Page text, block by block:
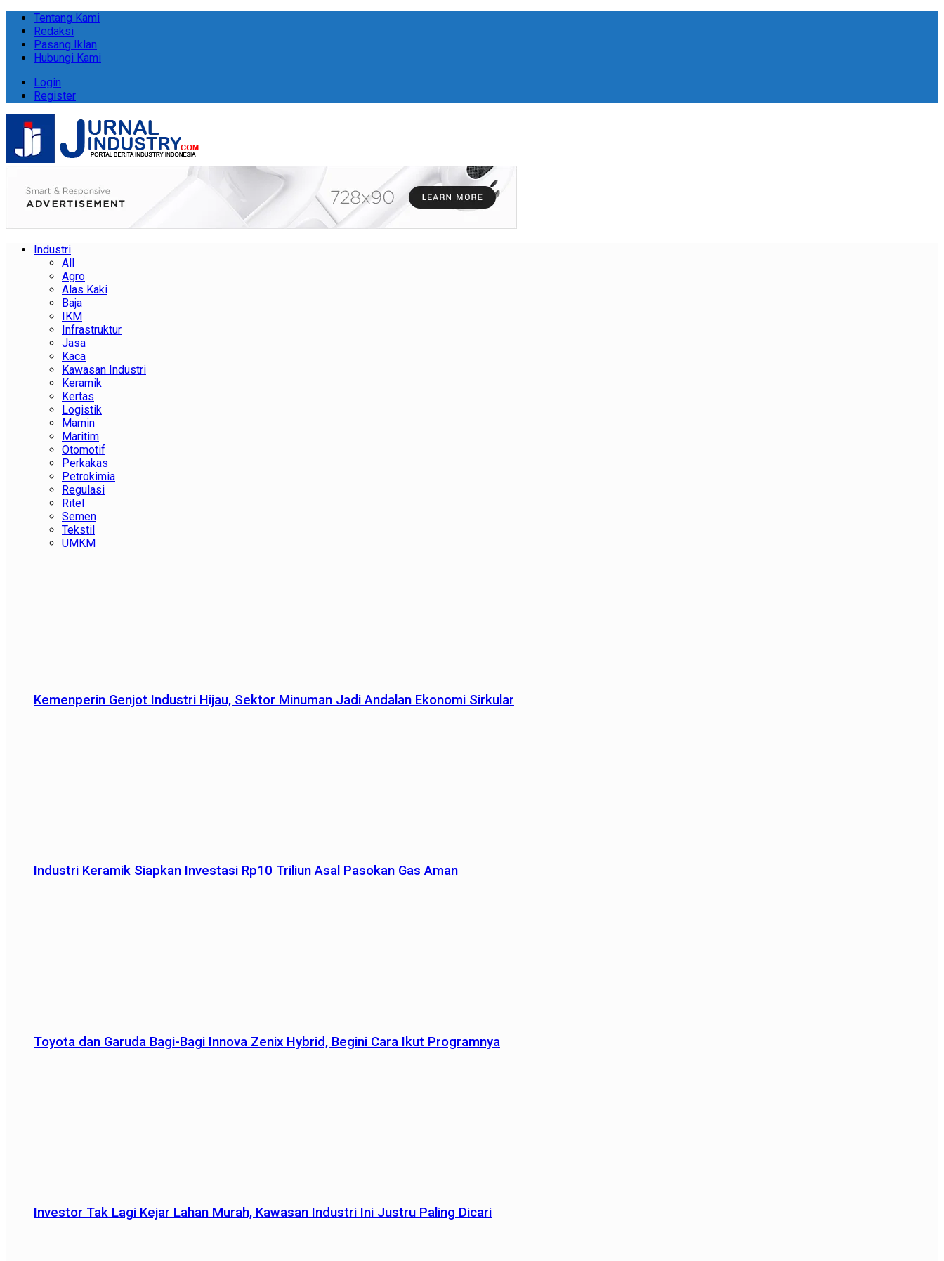
Tentang Kami
Redaksi
Pasang Iklan
Hubungi Kami
Login
Register
Industri
All
Agro
Alas Kaki
Baja
IKM
Infrastruktur
Jasa
Kaca
Kawasan Industri
Keramik
Kertas
Logistik
Mamin
Maritim
Otomotif
Perkakas
Petrokimia
Regulasi
Ritel
Semen
Tekstil
UMKM
Kemenperin Genjot Industri Hijau, Sektor Minuman Jadi Andalan Ekonomi Sirkular
Industri Keramik Siapkan Investasi Rp10 Triliun Asal Pasokan Gas Aman
Toyota dan Garuda Bagi-Bagi Innova Zenix Hybrid, Begini Cara Ikut Programnya
Investor Tak Lagi Kejar Lahan Murah, Kawasan Industri Ini Justru Paling Dicari